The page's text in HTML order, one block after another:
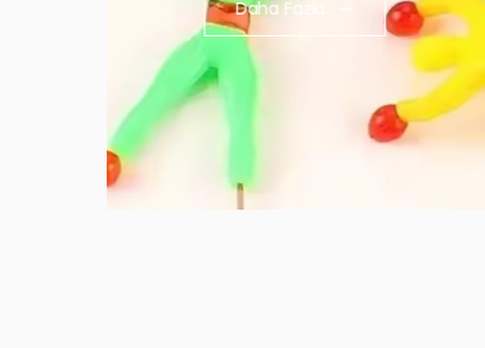
Daha Fazla